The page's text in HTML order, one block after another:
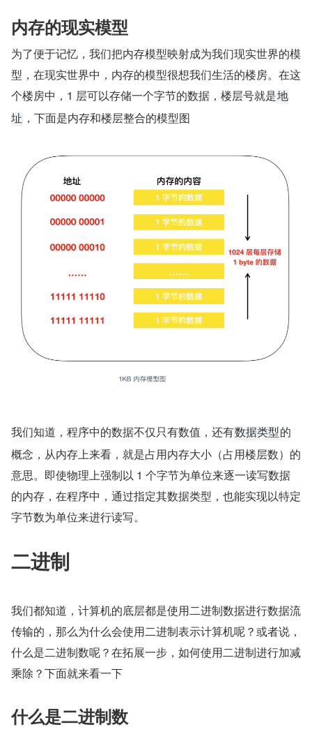
内存的现实模型
为了便于记忆，我们把内存模型映射成为我们现实世界的模
型，在现实世界中，内存的模型很想我们生活的楼房。在这
个楼房中，1 层可以存储一个字节的数据，楼层号就是地
址 ，下面是内存和楼层整合的模型图
我们知道，程序中的数据不仅只有数值，还有数据类型的
概念，从内存上来看，就是占用内存大小（占用楼层数）的
意思。即使物理上强制以 1 个字节为单位来逐一读写数据
的内存，在程序中，通过指定其数据类型，也能实现以特定
字节数为单位来进行读写。
二进制
我们都知道，计算机的底层都是使用二进制数据进行数据流
传输的，那么为什么会使用二进制表示计算机呢？或者说，
什么是二进制数呢？在拓展一步，如何使用二进制进行加减
乘除？下面就来看一下
什么是二进制数